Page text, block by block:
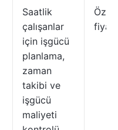
Saatlik
çalışanlar
için işgücü
planlama,
zaman
takibi ve
işgücü
maliyeti
Özel